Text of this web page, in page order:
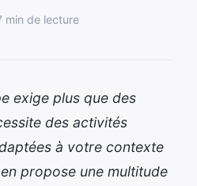
min de lecture
exige plus que des
des activités
à votre contexte
propose une multitude